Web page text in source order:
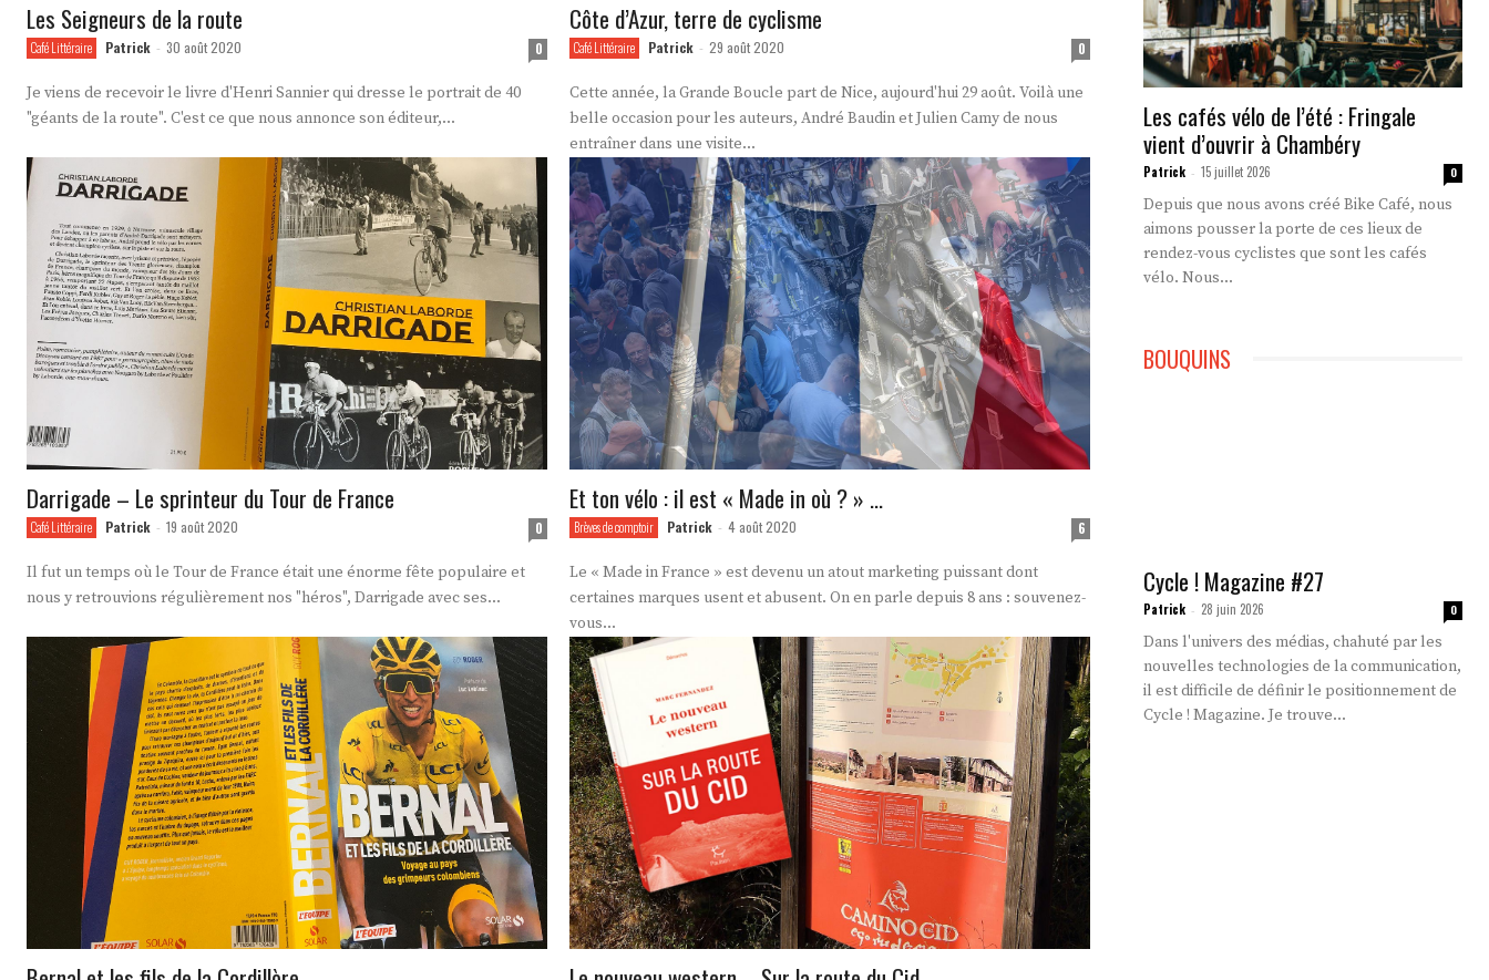
Les Seigneurs de la route
Café Littéraire Patrick - 30 août 2020 0
Je viens de recevoir le livre d'Henri Sannier qui dresse le portrait de 40
"géants de la route". C'est ce que nous annonce son éditeur,...
Côte d’Azur, terre de cyclisme
Café Littéraire Patrick - 29 août 2020 0
Cette année, la Grande Boucle part de Nice, aujourd'hui 29 août. Voilà une
belle occasion pour les auteurs, André Baudin et Julien Camy de nous
entraîner dans une visite...
Darrigade – Le sprinteur du Tour de France
Café Littéraire Patrick - 19 août 2020 0
Il fut un temps où le Tour de France était une énorme fête populaire et
nous y retrouvions régulièrement nos "héros", Darrigade avec ses...
Et ton vélo : il est « Made in où ? » …
Brèves de comptoir Patrick - 4 août 2020 6
Le « Made in France » est devenu un atout marketing puissant dont
certaines marques usent et abusent. On en parle depuis 8 ans : souvenez-
vous...
Les cafés vélo de l’été : Fringale
vient d’ouvrir à Chambéry
Patrick - 15 juillet 2026 0
Depuis que nous avons créé Bike Café, nous
aimons pousser la porte de ces lieux de
rendez-vous cyclistes que sont les cafés
vélo. Nous...
BOUQUINS
Cycle ! Magazine #27
Patrick - 28 juin 2026 0
Dans l'univers des médias, chahuté par les
nouvelles technologies de la communication,
il est difficile de définir le positionnement de
Cycle ! Magazine. Je trouve...